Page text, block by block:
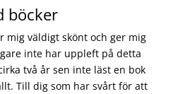
böcker
mig väldigt skönt och ger mig
inte har uppleft på detta
två år sen inte läst en bok
Till dig som har svårt för att